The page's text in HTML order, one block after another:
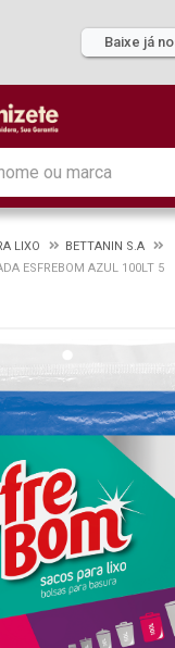
Baixe já
LIXO
BETTANIN S.A
ESFREBOM AZUL 100LT 5